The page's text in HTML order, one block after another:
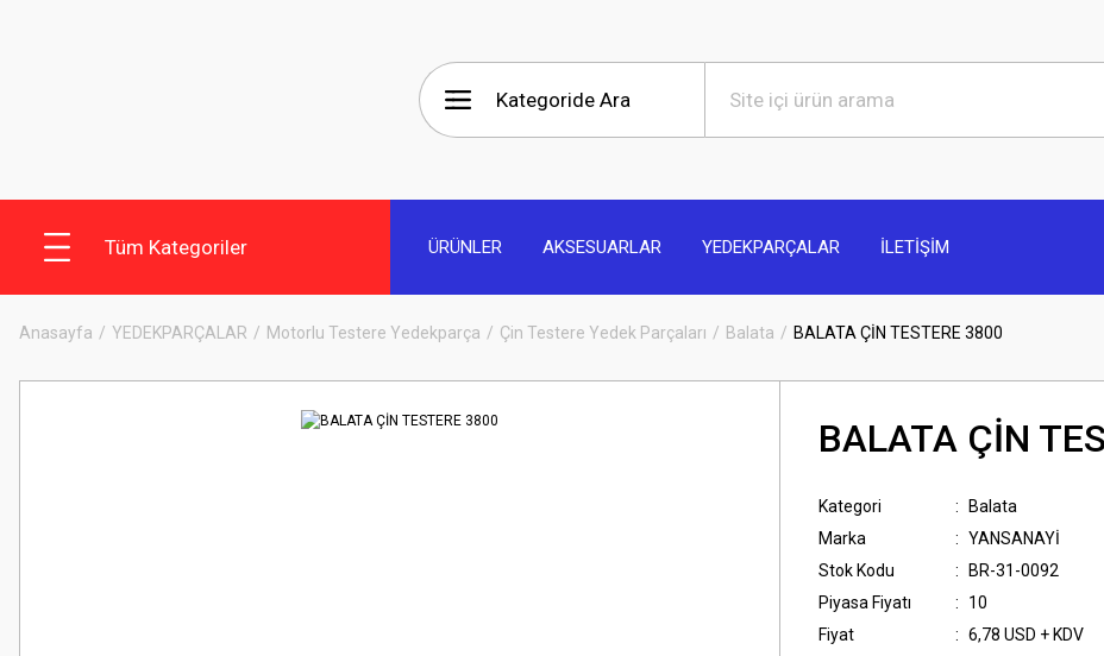
Tüm Kategoriler ÜRÜNLER AKSESUARLAR YEDEKPARÇALAR İLETİŞİM
Anasayfa YEDEKPARÇALAR Motorlu Testere Yedekparça Çin Testere Yedek Parçaları Balata BALATA ÇİN TESTERE 3800
BALATA ÇİN
Kategori
Balata
Marka
YANSANAYİ
Stok Kodu
BR-31-0092
Piyasa Fiyatı
10
Fiyat
6,78 USD + KDV